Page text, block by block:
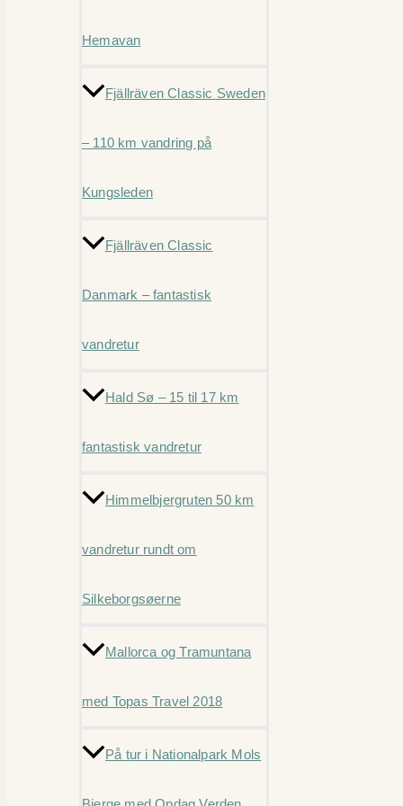
Hemavan
Fjällräven Classic Sweden
– 110 km vandring på
Kungsleden
Fjällräven Classic
Danmark – fantastisk
vandretur
Hald Sø – 15 til 17 km
fantastisk vandretur
Himmelbjergruten 50 km
vandretur rundt om
Silkeborgsøerne
Mallorca og Tramuntana
med Topas Travel 2018
På tur i Nationalpark Mols